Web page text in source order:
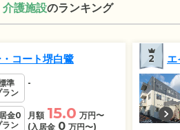
護施設のランキング
コート堺白鷺
準
ラン
-
金0
ラン
月額 15.0 万円〜
(入居金 0 万円〜)
2